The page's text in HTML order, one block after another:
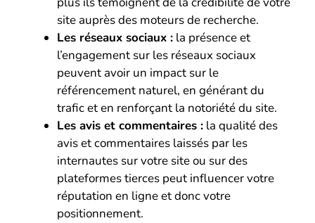
site auprès des moteurs de recherche.
Les réseaux sociaux : la présence et
l’engagement sur les réseaux sociaux
peuvent avoir un impact sur le
référencement naturel, en générant du
trafic et en renforçant la notoriété du site.
Les avis et commentaires : la qualité des
avis et commentaires laissés par les
internautes sur votre site ou sur des
plateformes tierces peut influencer votre
réputation en ligne et donc votre
positionnement.